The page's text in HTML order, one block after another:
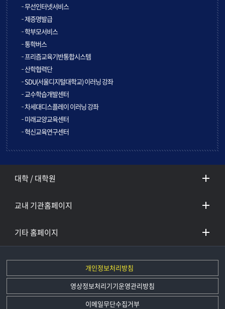
무선인터넷서비스
제증명발급
학부모서비스
통학버스
프리즘교육기반통합시스템
산학협력단
SDU(서울디지털대학교) 이러닝 강좌
교수학습개발센터
차세대디스플레이 이러닝 강좌
미래교양교육센터
혁신교육연구센터
대학 / 대학원
교내 기관홈페이지
기타 홈페이지
개인정보처리방침
영상정보처리기기운영관리방침
이메일무단수집거부